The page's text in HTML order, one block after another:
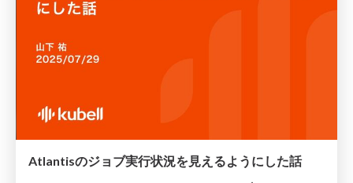
Atlantisのジョブ実行状況を見えるようにした話